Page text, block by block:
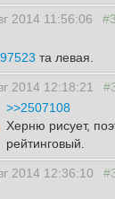
2014 11:56:06
та левая.
2014 12:18:21
>>2507108
Херню рисует,
рейтинговый.
2014 12:36:10